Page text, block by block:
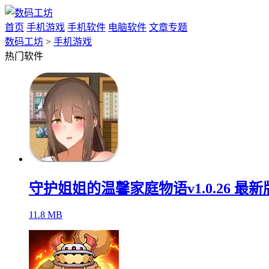
首页 手机游戏 手机软件 电脑软件 文章专题
数码工坊 > 手机游戏
热门软件
守护姐姐的温馨家庭物语v1.0.26 最新
11.8 MB